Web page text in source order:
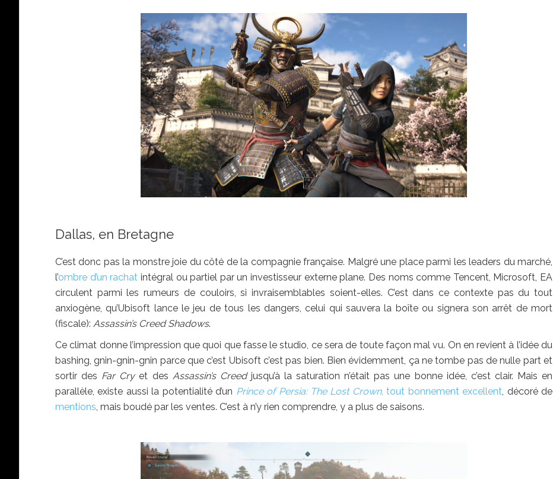
Dallas, en Bretagne
C’est donc pas la monstre joie du côté de la compagnie française. Malgré une place parmi les leaders du marché,
l’ombre d’un rachat intégral ou partiel par un investisseur externe plane. Des noms comme Tencent, Microsoft, EA
circulent parmi les rumeurs de couloirs, si invraisemblables soient-elles. C’est dans ce contexte pas du tout
anxiogène, qu’Ubisoft lance le jeu de tous les dangers, celui qui sauvera la boîte ou signera son arrêt de mort
(fiscale): Assassin’s Creed Shadows.
Ce climat donne l’impression que quoi que fasse le studio, ce sera de toute façon mal vu. On en revient à l’idée du
bashing, gnin-gnin-gnin parce que c’est Ubisoft c’est pas bien. Bien évidemment, ça ne tombe pas de nulle part et
sortir des Far Cryet des Assassin’s Creedjusqu’à la saturation n’était pas une bonne idée, c’est clair. Mais en
parallèle, existe aussi la potentialité d’un Prince of Persia: The Lost Crown, tout bonnement excellent , décoré de
mentions , mais boudé par les ventes. C’est à n’y rien comprendre, y a plus de saisons.